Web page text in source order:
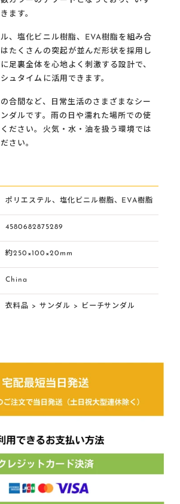
ます。
、塩化ビニル樹脂、EVA樹脂を組み合
たくさんの突起が並んだ形状を採用し
足裏全体を心地よく刺激する設計で、
ュタイムに活用できます。
合間など、日常生活のさまざまなシー
ダルです。雨の日や濡れた場所での使
ださい。火気・水・油を扱う環境では
さい。
ポリエステル、塩化ビニル樹脂、EVA樹脂
4580682875289
約250×100×20mm
China
衣料品 > サンダル > ビーチサンダル